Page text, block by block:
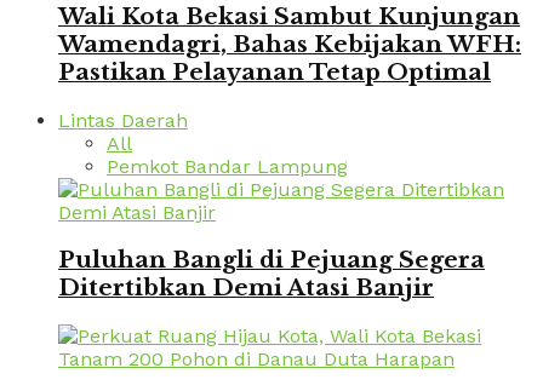
Wali Kota Bekasi Sambut Kunjungan
Wamendagri, Bahas Kebijakan WFH:
Pastikan Pelayanan Tetap Optimal
Lintas Daerah
All
Pemkot Bandar Lampung
Puluhan Bangli di Pejuang Segera
Ditertibkan Demi Atasi Banjir